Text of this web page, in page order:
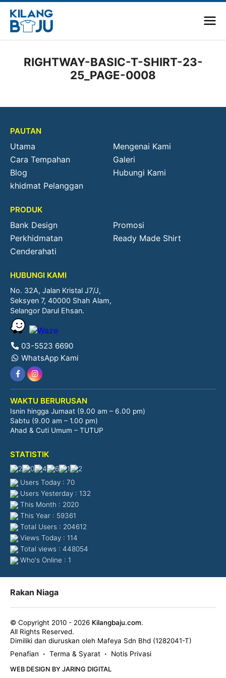
RIGHTWAY-BASIC-T-SHIRT-23-
25_PAGE-0008
PAUTAN
Utama
Mengenai Kami
Cara Tempahan
Galeri
Blog
Hubungi Kami
khidmat Pelanggan
PRODUK
Bank Design
Promosi
Perkhidmatan
Ready Made Shirt
Cenderahati
HUBUNGI KAMI
No. 32A, Jalan Kristal J7/J,
Seksyen 7, 40000 Shah Alam,
Selangor Darul Ehsan.
03-5523 6690
WhatsApp Kami
WAKTU BERURUSAN
Isnin hingga Jumaat (9.00 am – 6.00 pm)
Sabtu (9.00 am – 1.00 pm)
Ahad & Cuti Umum – TUTUP
STATISTIK
Users Today : 70
Users Yesterday : 132
This Month : 2020
This Year : 59361
Total Users : 204612
Views Today : 114
Total views : 448054
Who's Online : 1
Rakan Niaga
© Copyright 2010 - 2026 Kilangbaju.com.
All Rights Reserved.
Dimiliki dan diuruskan oleh Mafeya Sdn Bhd (1282041-T)
Penafian
• Terma & Syarat • Notis Privasi
WEB DESIGN BY JARING DIGITAL